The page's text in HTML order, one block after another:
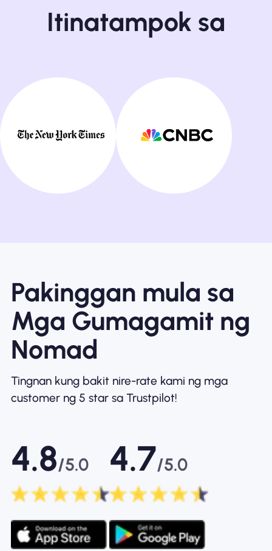
Itinatampok sa
Pakinggan mula sa
Mga Gumagamit ng
Nomad
Tingnan kung bakit nire-rate kami ng mga
customer ng 5 star sa Trustpilot!
4.8/5.0 4.7/5.0